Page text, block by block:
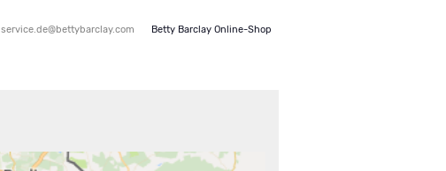
service.de@bettybarclay.com Betty Barclay Online-Shop